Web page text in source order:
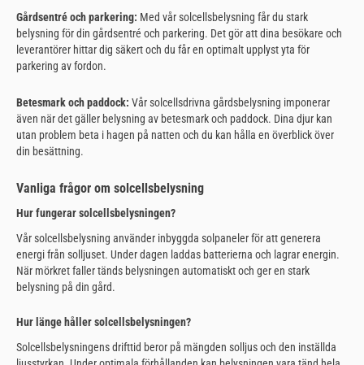
Gårdsentré och parkering: Med vår solcellsbelysning får du stark
belysning för din gårdsentré och parkering. Det gör att dina besökare och
leverantörer hittar dig säkert och du får en optimalt upplyst yta för
parkering av fordon.
Betesmark och paddock: Vår solcellsdrivna gårdsbelysning imponerar
även när det gäller belysning av betesmark och paddock. Dina djur kan
utan problem beta i hagen på natten och du kan hålla en överblick över
din besättning.
Vanliga frågor om solcellsbelysning
Hur fungerar solcellsbelysningen?
Vår solcellsbelysning använder inbyggda solpaneler för att generera
energi från solljuset. Under dagen laddas batterierna och lagrar energin.
När mörkret faller tänds belysningen automatiskt och ger en stark
belysning på din gård.
Hur länge håller solcellsbelysningen?
Solcellsbelysningens drifttid beror på mängden solljus och den inställda